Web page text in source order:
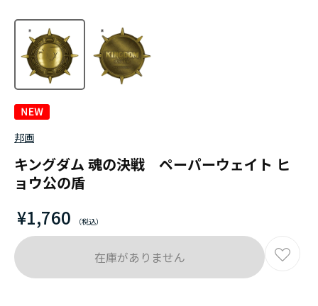
邦画
キングダム 魂の決戦 ペーパーウェイト ヒ
ョウ公の盾
¥1,760
在庫がありません